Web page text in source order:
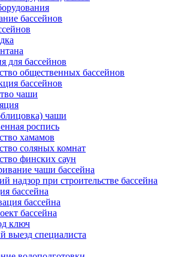
бассейнов
для бассейнов
общественных бассейнов
бассейнов
чаши
чаши
роспись
хамамов
соляных комнат
финских саун
чаши бассейна
надзор при строительстве бассейна
бассейна
бассейна
бассейна
ключ
выезд специалиста